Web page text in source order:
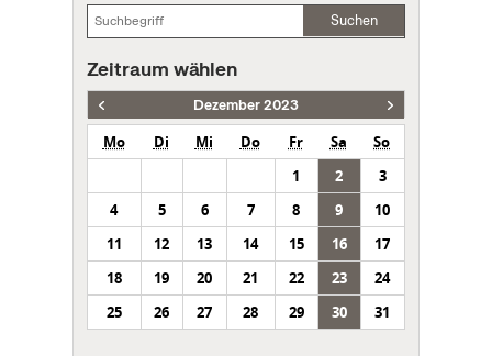
Suchen
Zeitraum wählen
Dezember 2023
Mo Di Mi Do Fr Sa
So
1
2
3
4
5 6 7 8 9
10
11
12 13 14 15 16
17
18
19 20 21 22 23
24
25
26 27 28 29 30 31